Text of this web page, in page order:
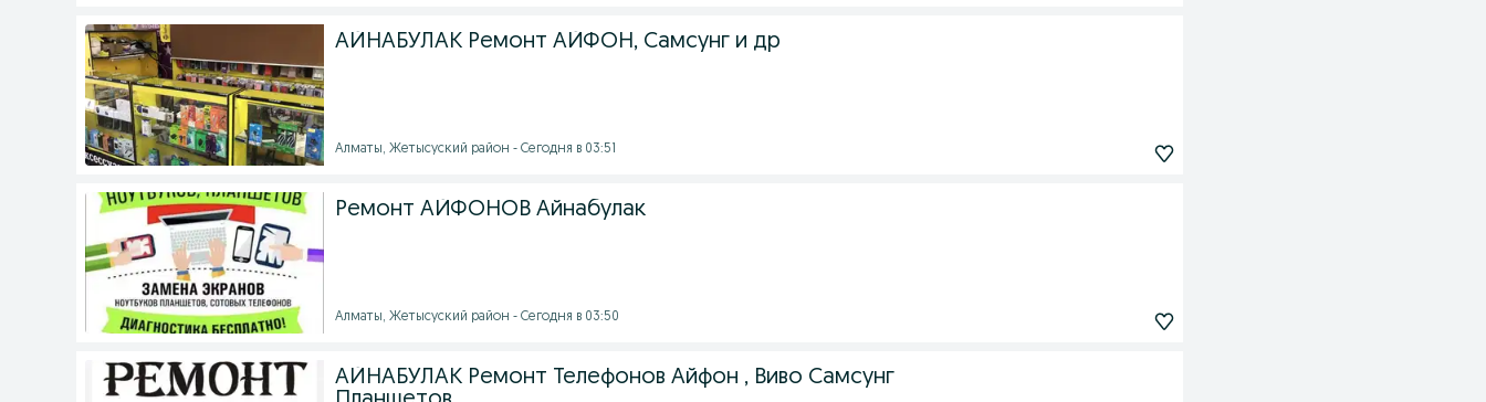
АЙНАБУЛАК Ремонт АЙФОН, Самсунг и др
Алматы, Жетысуский район - Сегодня в 03:51
Ремонт АЙФОНОВ Айнабулак
Алматы, Жетысуский район - Сегодня в 03:50
АЙНАБУЛАК Ремонт Телефонов Айфон , Виво Самсунг